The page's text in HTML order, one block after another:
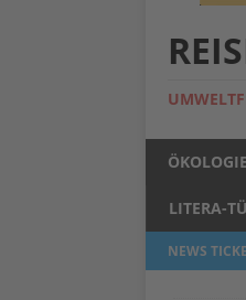
LITERA-
NEWS